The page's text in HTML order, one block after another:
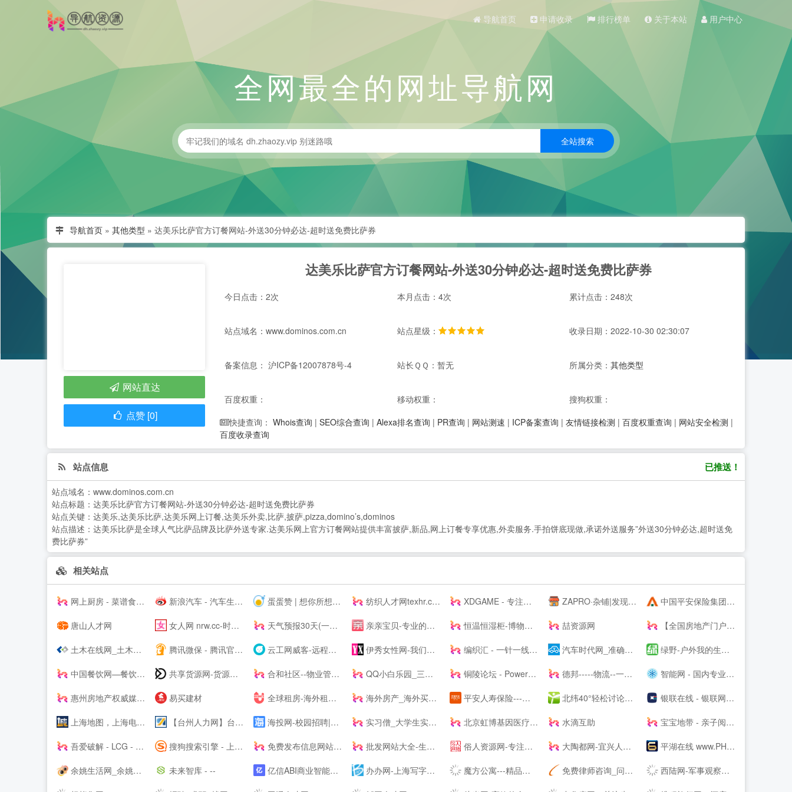
导航首页 申请收录 排行榜单 关于本站 用户中心
全网最全的网址导航网
导航首页 » 其他类型 » 达美乐比萨官方订餐网站-外送30分钟必达-超时送免费比萨券
达美乐比萨官方订餐网站-外送30分钟必达-超时送免费比萨券
今日点击：2次 本月点击：4次 累计点击：248次
站点域名：www.dominos.com.cn 站点星级： 收录日期：2022-10-30 02:30:07
备案信息： 沪ICP备12007878号-4 站长ＱＱ：暂无 所属分类：其他类型
百度权重： 移动权重： 搜狗权重：
快捷查询： Whois查询 | SEO综合查询 | Alexa排名查询 | PR查询 | 网站测速 | ICP备案查询 | 友情链接检测 | 百度权重查询 | 网站安全检测 |
百度收录查询
网站直达
点赞 [0]
站点信息 已推送！
站点域名： www.dominos.com.cn
站点标题： 达美乐比萨官方订餐网站-外送30分钟必达-超时送免费比萨券
站点关键： 达美乐,达美乐比萨,达美乐网上订餐,达美乐外卖,比萨,披萨,pizza,domino’s,dominos
站点描述： 达美乐比萨是全球人气比萨品牌及比萨外送专家.达美乐网上官方订餐网站提供丰富披萨,新品,网上订餐专享优惠,外卖服务.手拍饼底现做,承诺外送服务”外送30分钟必达,超时送免
费比萨券”
相关站点
网上厨房 - 菜谱食谱大全 - 学做家常菜的美食网 新浪汽车 - 汽车生活源动力！ 蛋蛋赞 | 想你所想,看你所看! 纺织人才网texhr.cn-纺织---纺织人才--站 XDGAME - 专注单机游戏试玩及正版推荐！ ZAPRO·杂铺|发现美好，分享快乐！ 中国平安保险集团提供专业的保险、银行、投资、贷款、理财服务
唐山人才网 女人网 nrw.cc-时尚女性-- 天气预报30天(一个月)天气查询，天气预报未来15、20、30天 - 30天天气 亲亲宝贝-专业的育儿网站_亲亲宝贝网 恒温恒湿柜-博物馆展柜-展柜恒湿机-除湿加湿一体机-投影机恒温箱 喆资源网 【全国房地产门户|房地产网】-实播看房抢优惠-全国房天下
土木在线网_土木工程师专业技术交流资料下载 腾讯微保 - 腾讯官方保险代理平台 云工网威客-远程工作、按需雇佣，灵活用工人才共享平台 伊秀女性网-我们致力于专业的女性时尚-- 编织汇 - 一针一线织出无限可能！ 汽车时代网_准确汽车报价,助您正确选车、买车、用车 绿野-户外我的生活-绿野活动
中国餐饮网—餐饮食品批发采购供应链服务平台 共享货源网-货源总舵，淘宝店货源，工厂货源，奢侈品货源网 合和社区--物业管理服务综合信息论坛 QQ小白乐园_三岁资源网_技术导航_全网精品资源分享平台 铜陵论坛 - Powered by Discuz! 德邦-----物流--一站式服务 智能网 - 国内专业的人工智能科技门户
惠州房地产权威媒体-惠民之家房产网 易买建材 全球租房-海外租房-留学租房-留学生公寓-U--s异乡好居 海外房产_海外买房置业_海外房产投资 - 外国买房网 | Waigf.com 平安人寿保险---人寿保险,重疾保险,意外保险,医疗保险,少儿保险,理财储蓄 北纬40°轻松讨论，严肃思考。 银联在线 - 银联网上手机充值缴费,网上信用卡还款 安全,快捷,高效!
上海地图，上海电子地图，上海街景地图，实景地图 - 城市吧街景地图2021 【台州人力网】台州人才网，台州--，台州最新人才招聘信息！ 海投网-校园招聘|校招|宣讲会|为应届毕业生提供校园招聘会最新信息 实习僧_大学生实习、校招求职--站_实习_校园招聘丨萌想科技 北京虹博基因医疗科技股份有限公司 | 虹博基因 水滴互助 宝宝地带 - 亲子阅读育儿交流网站社区
吾爱破解 - LCG - LSG|安卓破解|病毒分析|www.52pojie.cn 搜狗搜索引擎 - 上网从搜狗开始 免费发布信息网站大全_信息发布网站大全_B2B网站大全 - 壹佰导航网 批发网站大全-生意人都在用的批发123456789 俗人资源网-专注网站源码、网站模板、插件，技术教程、实用工具、绿色软件、活动线报！ 大陶都网-宜兴人的-- 平湖在线 www.PH66.com | 生活_消费_信息专业媒体 | 平湖在线 平湖通
余姚生活网_余姚论坛_余姚市综合-- 未来智库 - -- 亿信ABI商业智能软件-一站式数据分析BI软件工具 办办网-上海写字楼出租_上海办公室出租 魔方公寓---精品单身青年白领公寓出租|酒店式爱情公寓租房 免费律师咨询_问律师_律师咨询-法律快车--（Lawtime.cn） 西陆网-军事观察室|军事记实|军事科技:军事--